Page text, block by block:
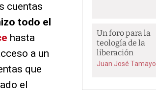
cuentas
todo el
hasta
a un
que
el
Un foro para la
teología de la
liberación
Juan José Tamayo